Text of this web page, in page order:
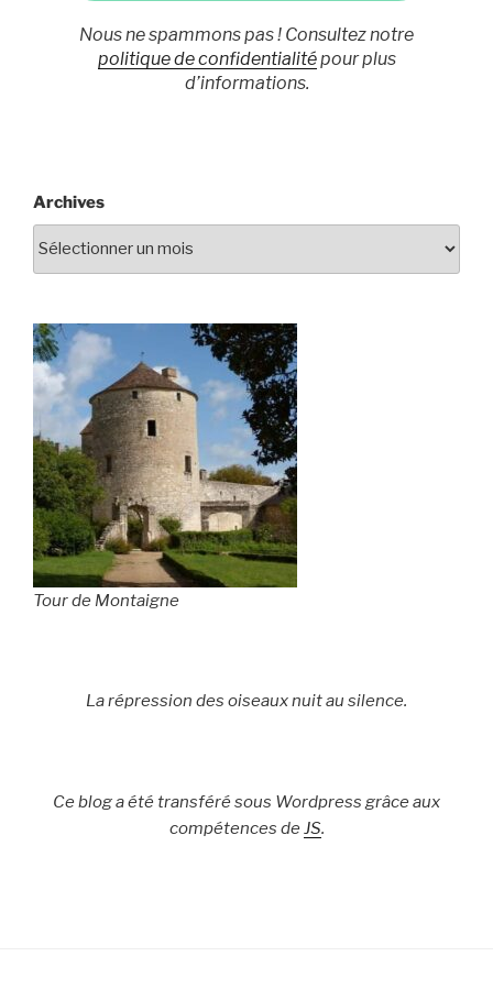
Nous ne spammons pas ! Consultez notre
politique de confidentialitépour plus
d’informations.
Archives
Tour de Montaigne
La répression des oiseaux nuit au silence.
Ce blog a été transféré sous Wordpress grâce aux
compétences de JS.